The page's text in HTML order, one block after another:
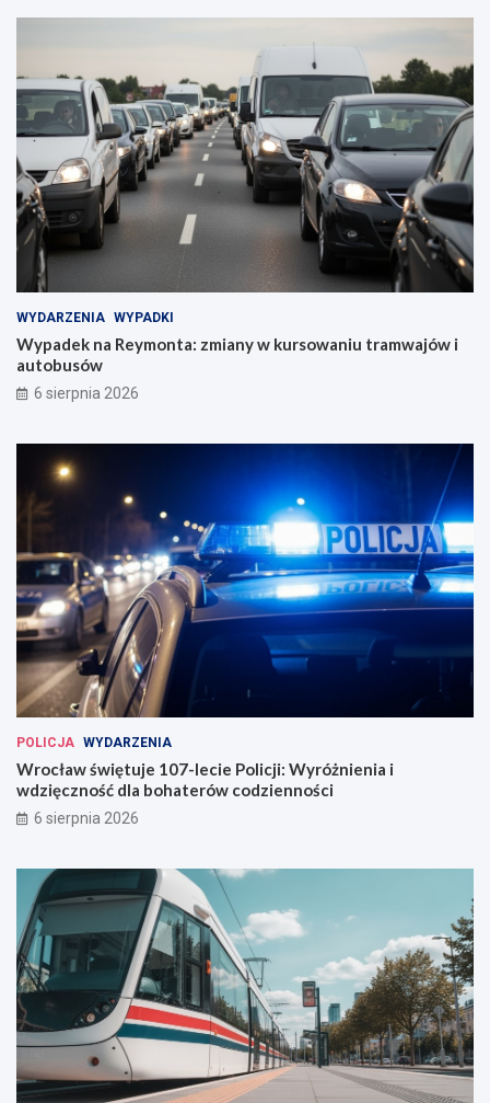
WYDARZENIA WYPADKI
Wypadek na Reymonta: zmiany w kursowaniu tramwajów i
autobusów
6 sierpnia 2026
POLICJA WYDARZENIA
Wrocław świętuje 107-lecie Policji: Wyróżnienia i
wdzięczność dla bohaterów codzienności
6 sierpnia 2026